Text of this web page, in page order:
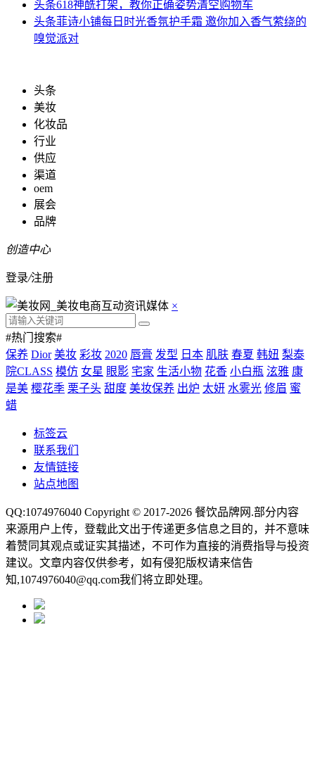
头条618神酰打架，教你正确姿势清空购物车
头条菲诗小铺每日时光香氛护手霜 邀你加入香气萦绕的
嗅觉派对
头条
美妆
化妆品
行业
供应
渠道
oem
展会
品牌
创造中心
登录/注册
×
#热门搜索#
保养 Dior 美妆 彩妆 2020 唇膏 发型 日本 肌肤 春夏 韩妞 梨泰
院CLASS 模仿 女星 眼影 宅家 生活小物 花香 小白瓶 泫雅 康
是美 樱花季 栗子头 甜度 美妆保养 出炉 太妍 水雾光 修眉 蜜
蜡
标签云
联系我们
友情链接
站点地图
QQ:1074976040 Copyright © 2017-2026 餐饮品牌网 .部分内容
来源用户上传，登载此文出于传递更多信息之目的，并不意味
着赞同其观点或证实其描述，不可作为直接的消费指导与投资
建议。文章内容仅供参考，如有侵犯版权请来信告
知,1074976040@qq.com我们将立即处理。